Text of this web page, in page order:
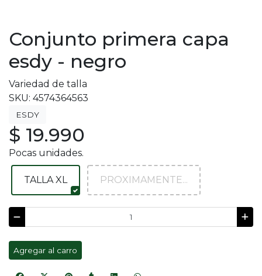
Conjunto primera capa
esdy - negro
Variedad de talla
SKU: 4574364563
ESDY
$ 19.990
Pocas unidades.
TALLA XL PROXIMAMENTE...
Agregar al carro